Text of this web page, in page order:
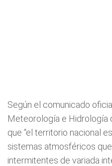
Según el comunicado
Meteorología e Hidrología
que “el territorio nacional
sistemas atmosféricos
intermitentes de variada